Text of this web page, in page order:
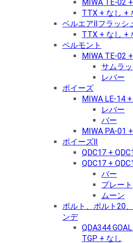
MIWA TE-02
TTX + なし +
ベルエアⅡフラッシ
TTX + なし +
ベルモント
MIWA TE-02
サムラ
レバー
ボイーズ
MIWA LE-14
レバー
バー
MIWA PA-01
ボイーズⅡ
QDC17 +
QDC17 +
バー
プレート
ムーン
ポルト、ポルト20
ンデ
QDA344
TGP + なし